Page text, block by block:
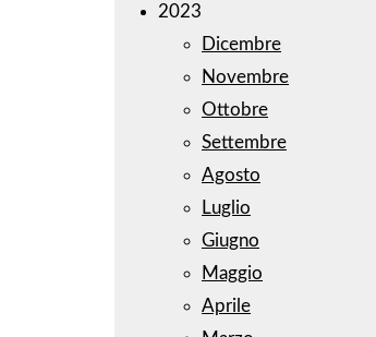
2023
Dicembre
Novembre
Ottobre
Settembre
Agosto
Luglio
Giugno
Maggio
Aprile